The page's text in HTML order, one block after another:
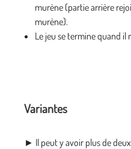
murène (partie arrière
murène).
Le jeu se termine quand il
Variantes
► Il peut y avoir plus de